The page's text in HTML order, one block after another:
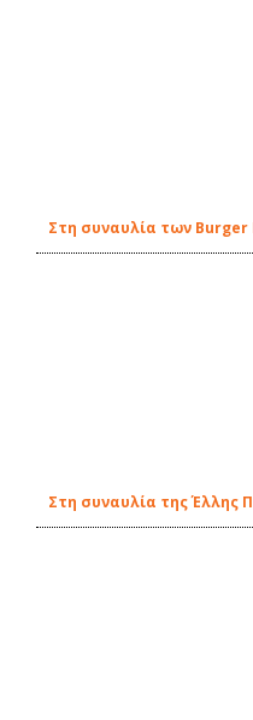
Στη συναυλία των Burger
Στη συναυλία της Έλλης